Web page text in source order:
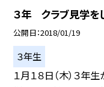
３年 クラブ見学を
公開日 2018/01/19
３年生
１月１８日（木）３年